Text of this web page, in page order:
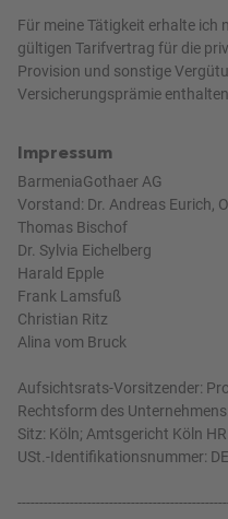
Für meine Tätigkeit erhalte ich
gültigen Tarifvertrag für die
Provision und sonstige
Versicherungsprämie enthalten
Impressum
BarmeniaGothaer AG
Vorstand: Dr. Andreas Eurich,
Thomas Bischof
Dr. Sylvia Eichelberg
Harald Epple
Frank Lamsfuß
Christian Ritz
Alina vom Bruck
Aufsichtsrats-Vorsitzender:
Rechtsform des
Sitz: Köln; Amtsgericht Köln
USt.-Identifikationsnummer: